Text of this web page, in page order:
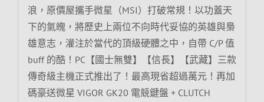
浪，原價屋攜手微星（MSI）打破常規！以功蓋天
下的氣魄，將歷史上兩位不向時代妥協的英雄與梟
雄意志，灌注於當代的頂級硬體之中，自帶 C/P 值
buff 的酷！PC【國士無雙】【信長】【武藏】三款
傳奇級主機正式推出了！最高現省超過萬元！再加
碼豪送微星 VIGOR GK20 電競鍵盤 + CLUTCH